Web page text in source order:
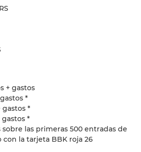
+ gastos
*
gastos *
gastos *
sobre las primeras 500 entradas de
la tarjeta BBK roja 26